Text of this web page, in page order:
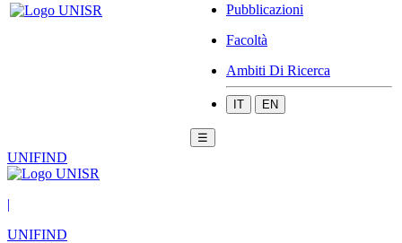
Pubblicazioni
Facoltà
Ambiti Di Ricerca
IT EN
☰
UNIFIND
|
UNIFIND